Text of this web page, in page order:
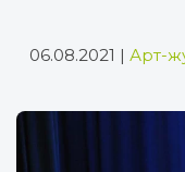
06.08.2021 | Арт-